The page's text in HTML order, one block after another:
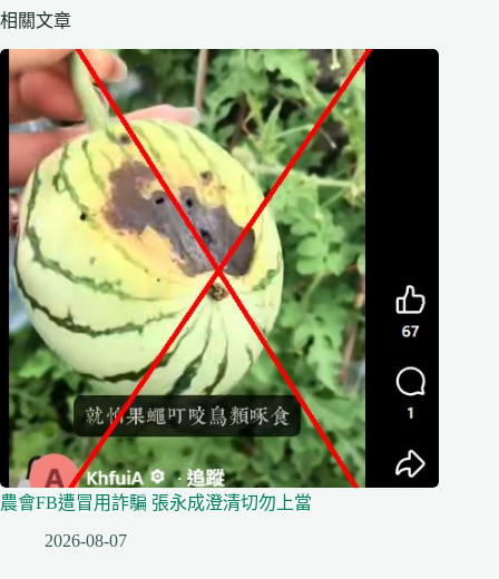
相關文章
農會FB遭冒用詐騙 張永成澄清切勿上當
2026-08-07